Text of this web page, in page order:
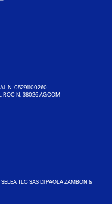
AL N. 05291100260
ROC N. 38026 AGCOM
TLC SAS DI PAOLA ZAMBON &